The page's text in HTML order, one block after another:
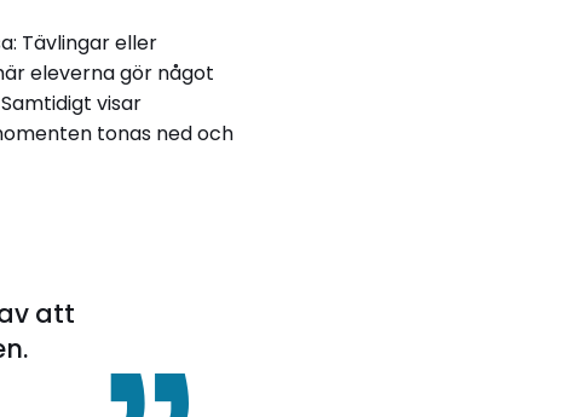
Tävlingar eller
eleverna gör något
visar
tonas ned och
att